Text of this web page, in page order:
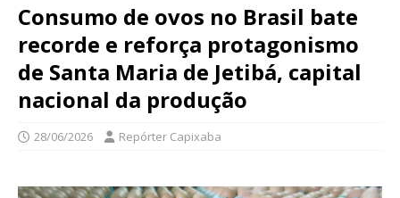
Consumo de ovos no Brasil bate
recorde e reforça protagonismo
de Santa Maria de Jetibá, capital
nacional da produção
28/06/2026 Repórter Capixaba